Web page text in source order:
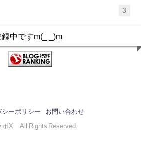
3
中ですm(_ _)m
シーポリシー お問い合わせ
ボX All Rights Reserved.